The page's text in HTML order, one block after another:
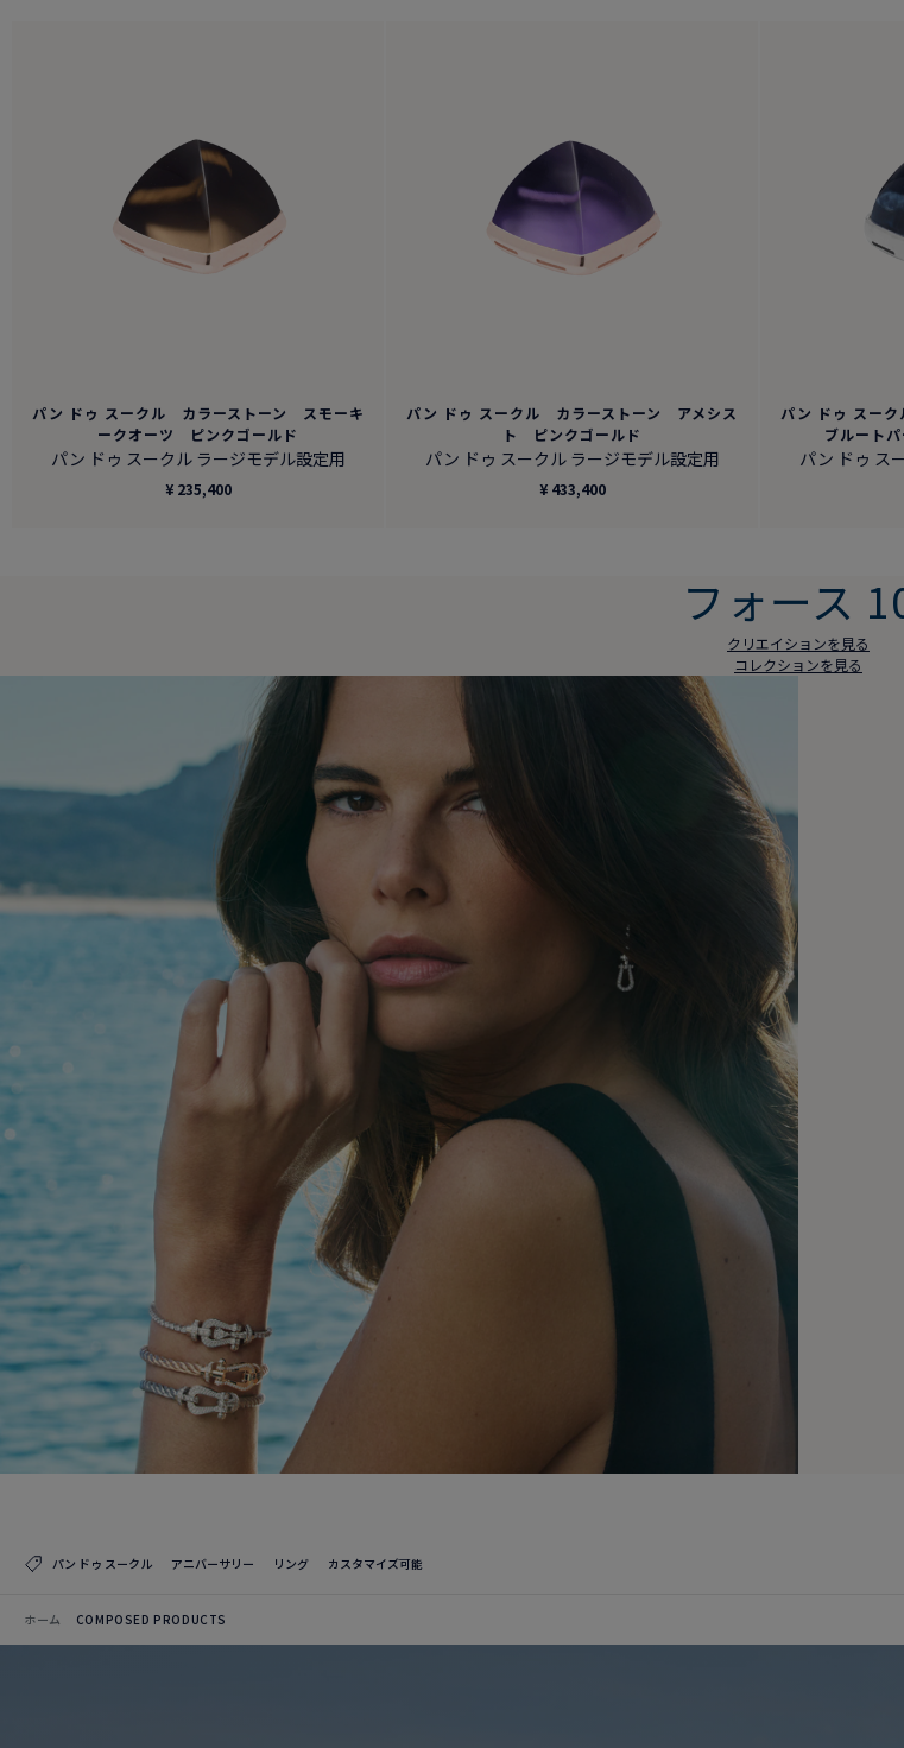
パン ドゥ スークル カラーストーン スモーキ
ークオーツ ピンクゴールド
パン ドゥ スークル ラージモデル設定用
¥ 235,400
パン ドゥ スークル カラーストーン アメシス
ト ピンクゴールド
パン ドゥ スークル ラージモデル設定用
¥ 433,400
パン ドゥ スー
ブルート
パン ドゥ ス
フォース
クリエイションを見る
コレクションを見る
パン ドゥ スークル アニバーサリー リング カスタマイズ可能
ホーム COMPOSED PRODUCTS